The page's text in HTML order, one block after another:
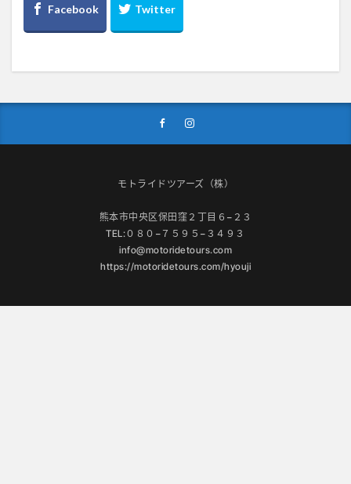
モトライドツアーズ（株）
熊本市中央区保田窪２丁目６−２３
TEL:０８０−７５９５−３４９３
info@motoridetours.com
https://motoridetours.com/hyouji